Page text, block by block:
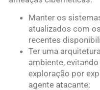
Manter os
atualizados com os
recentes
Ter uma
ambiente,
exploração por
agente atacante;